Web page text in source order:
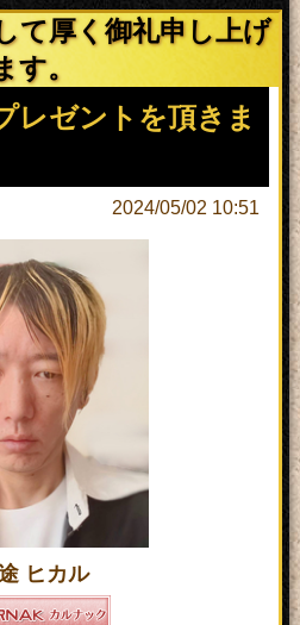
て厚く御礼申し上げ
す。
レゼントを頂きま
2024/05/02 10:51
ヒカル